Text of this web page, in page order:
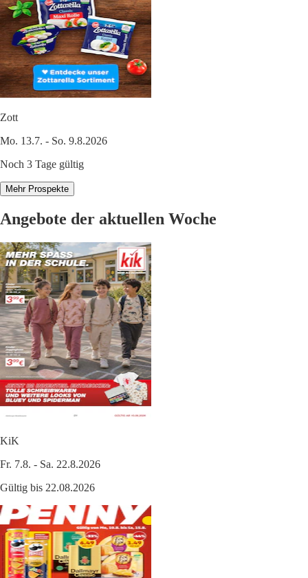
Zott
Mo. 13.7. - So. 9.8.2026
Noch 3 Tage gültig
Mehr Prospekte
Angebote der aktuellen Woche
KiK
Fr. 7.8. - Sa. 22.8.2026
Gültig bis 22.08.2026